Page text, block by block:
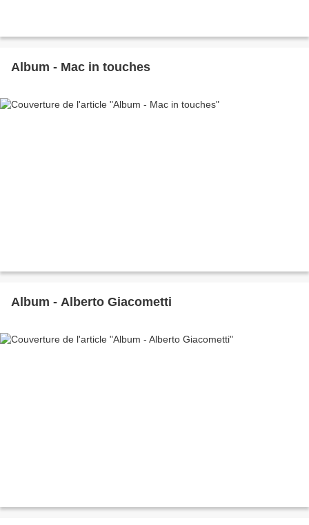
Album - Mac in touches
Album - Alberto Giacometti